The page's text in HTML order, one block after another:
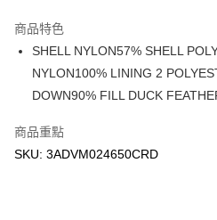
AlipayHK
WeChat Pay
送貨方式
付款後順豐站及營業點
商品特色
SHELL NYLON57% SHELL
NYLON100% LINING 2
DOWN90% FILL DUCK
商品重點
SKU: 3ADVM024650CRD